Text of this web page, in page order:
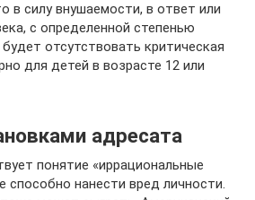
в силу внушаемости, в ответ или
с определенной степенью
отсутствовать критическая
для детей в возрасте 12 или
адресата
понятие «иррациональные
способно нанести вред личности.